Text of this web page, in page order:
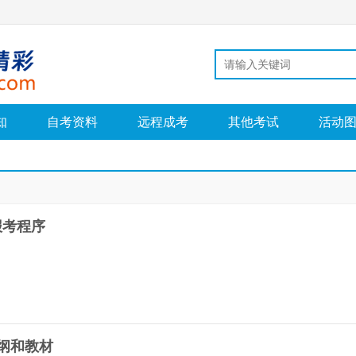
自考资料 远程成考 其他考试 活动
程序
和教材